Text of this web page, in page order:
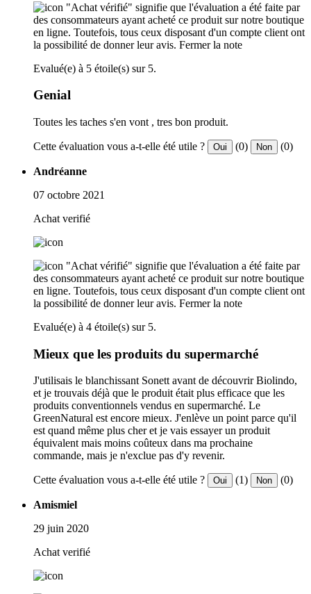
"Achat vérifié" signifie que l'évaluation a été faite par
des consommateurs ayant acheté ce produit sur notre boutique
en ligne. Toutefois, tous ceux disposant d'un compte client ont
la possibilité de donner leur avis. Fermer la note
Evalué(e) à 5 étoile(s) sur 5.
Genial
Toutes les taches s'en vont , tres bon produit.
Cette évaluation vous a-t-elle été utile ? Oui (0) Non (0)
Andréanne
07 octobre 2021
Achat verifié
"Achat vérifié" signifie que l'évaluation a été faite par
des consommateurs ayant acheté ce produit sur notre boutique
en ligne. Toutefois, tous ceux disposant d'un compte client ont
la possibilité de donner leur avis. Fermer la note
Evalué(e) à 4 étoile(s) sur 5.
Mieux que les produits du supermarché
J'utilisais le blanchissant Sonett avant de découvrir Biolindo,
et je trouvais déjà que le produit était plus efficace que les
produits conventionnels vendus en supermarché. Le
GreenNatural est encore mieux. J'enlève un point parce qu'il
est quand même plus cher et je vais essayer un produit
équivalent mais moins coûteux dans ma prochaine
commande, mais je n'exclue pas d'y revenir.
Cette évaluation vous a-t-elle été utile ? Oui (1) Non (0)
Amismiel
29 juin 2020
Achat verifié